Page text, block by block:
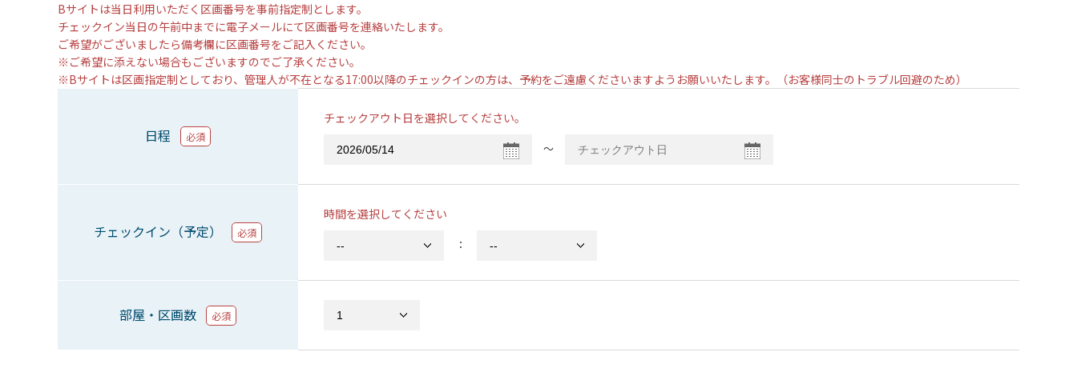
Bサイトは当日利用いただく区画番号を事前指定制とします。
チェックイン当日の午前中までに電子メールにて区画番号を連絡いたします。
ご希望がございましたら備考欄に区画番号をご記入ください。
※ご希望に添えない場合もございますのでご了承ください。
※Bサイトは区画指定制としており、管理人が不在となる17:00以降のチェックインの方は、予約をご遠慮くださいますようお願いいたします。（お客様同士のトラブル回避のため）
日程 必須
チェックアウト日を選択してください。
〜
チェックイン（予定） 必須
時間を選択してください
：
部屋・区画数 必須